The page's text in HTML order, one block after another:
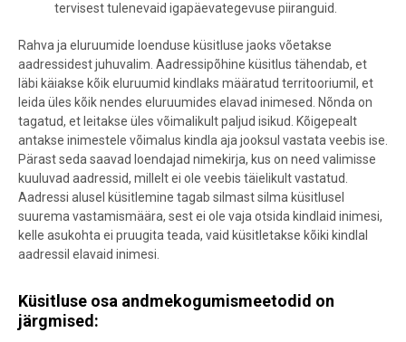
tervisest tulenevaid igapäevategevuse piiranguid.
Rahva ja eluruumide loenduse küsitluse jaoks võetakse
aadressidest juhuvalim. Aadressipõhine küsitlus tähendab, et
läbi käiakse kõik eluruumid kindlaks määratud territooriumil, et
leida üles kõik nendes eluruumides elavad inimesed. Nõnda on
tagatud, et leitakse üles võimalikult paljud isikud. Kõigepealt
antakse inimestele võimalus kindla aja jooksul vastata veebis ise.
Pärast seda saavad loendajad nimekirja, kus on need valimisse
kuuluvad aadressid, millelt ei ole veebis täielikult vastatud.
Aadressi alusel küsitlemine tagab silmast silma küsitlusel
suurema vastamismäära, sest ei ole vaja otsida kindlaid inimesi,
kelle asukohta ei pruugita teada, vaid küsitletakse kõiki kindlal
aadressil elavaid inimesi.
Küsitluse osa andmekogumismeetodid on
järgmised: